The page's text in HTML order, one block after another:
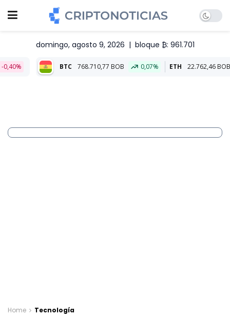
domingo, agosto 9, 2026 | bloque ₿: 961.701
BTC 768.710,77 BOB 0,07% ETH 22.762,46 BOB 0,07%
Home Tecnología